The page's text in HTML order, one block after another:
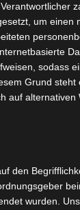
Diebstahl mit
die
Waffen
sich mit dem
und auch in
um einen
sodass
Grund
auf alternativen
den
wurden.